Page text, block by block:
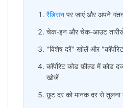
रैडिसन पर जाएं और अपने
चेक-इन और चेक-आउट
"विशेष दरें" खोलें और
कॉर्पोरेट कोड फ़ील्ड में कोड
खोजें
छूट दर को मानक दर से